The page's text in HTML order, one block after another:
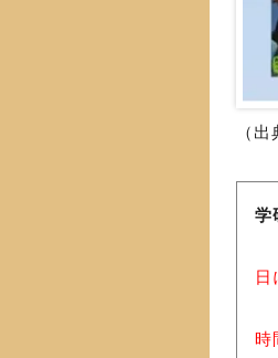
（出
学
日
時